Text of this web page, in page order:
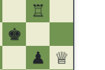
♖
♚
♟
♕